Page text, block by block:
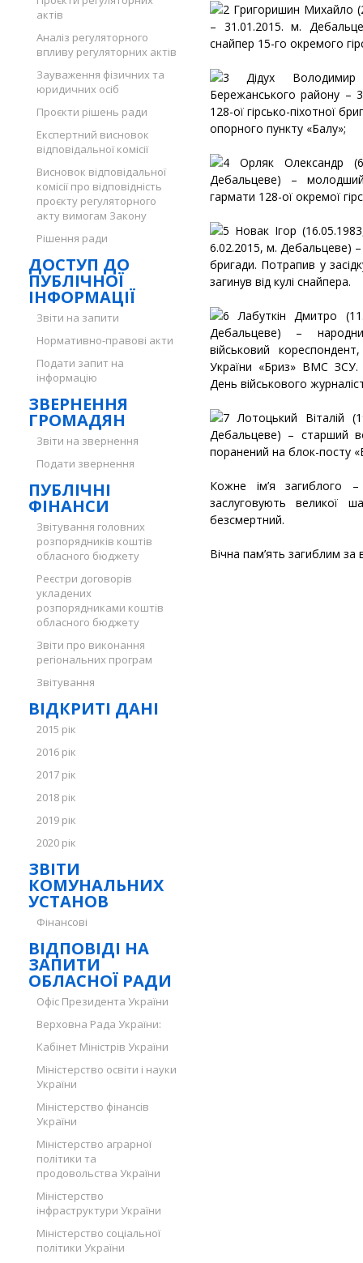
актів
Аналіз регуляторного
впливу регуляторних актів
Зауваження фізичних та
юридичних осіб
Проєкти рішень ради
Експертний висновок
відповідальної комісії
Висновок відповідальної
комісії про відповідність
проєкту регуляторного
акту вимогам Закону
Рішення ради
ДОСТУП ДО
ПУБЛІЧНОЇ
ІНФОРМАЦІЇ
Звіти на запити
Нормативно-правові акти
Подати запит на
інформацію
ЗВЕРНЕННЯ
ГРОМАДЯН
Звіти на звернення
Подати звернення
ПУБЛІЧНІ
ФІНАНСИ
Звітування головних
розпорядників коштів
обласного бюджету
Реєстри договорів
укладених
розпорядниками коштів
обласного бюджету
Звіти про виконання
регіональних програм
Звітування
ВІДКРИТІ ДАНІ
2015 рік
2016 рік
2017 рік
2018 рік
2019 рік
2020 рік
ЗВІТИ
КОМУНАЛЬНИХ
УСТАНОВ
Фінансові
ВІДПОВІДІ НА
ЗАПИТИ
ОБЛАСНОЇ РАДИ
Офіс Президента України
Верховна Рада України:
Кабінет Міністрів України
Міністерство освіти і науки
України
Міністерство фінансів
України
Міністерство аграрної
політики та
продовольства України
Міністерство
інфраструктури України
Міністерство соціальної
політики України
Григоришин Михайло
– 31.01.2015. м.
снайпер 15-го окремого
Дідух
Бережанського району –
128-ої гірсько-піхотної
опорного пункту «Балу»;
Орляк Олександр
Дебальцеве) –
гармати 128-ої окремої
Новак Ігор
6.02.2015, м. Дебальцеве) –
бригади. Потрапив у
загинув від кулі снайпера.
Лабуткін Дмитро
Дебальцеве) –
військовий
України «Бриз» ВМС
День військового
Лотоцький Віталій
Дебальцеве) – старший
поранений на блок-посту
Кожне ім’я загиблого
заслуговують великої
безсмертний.
Вічна пам’ять загиблим